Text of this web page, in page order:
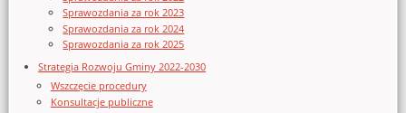
Sprawozdania za rok 2023
Sprawozdania za rok 2024
Sprawozdania za rok 2025
Strategia Rozwoju Gminy 2022-2030
Wszczęcie procedury
Konsultacje publiczne